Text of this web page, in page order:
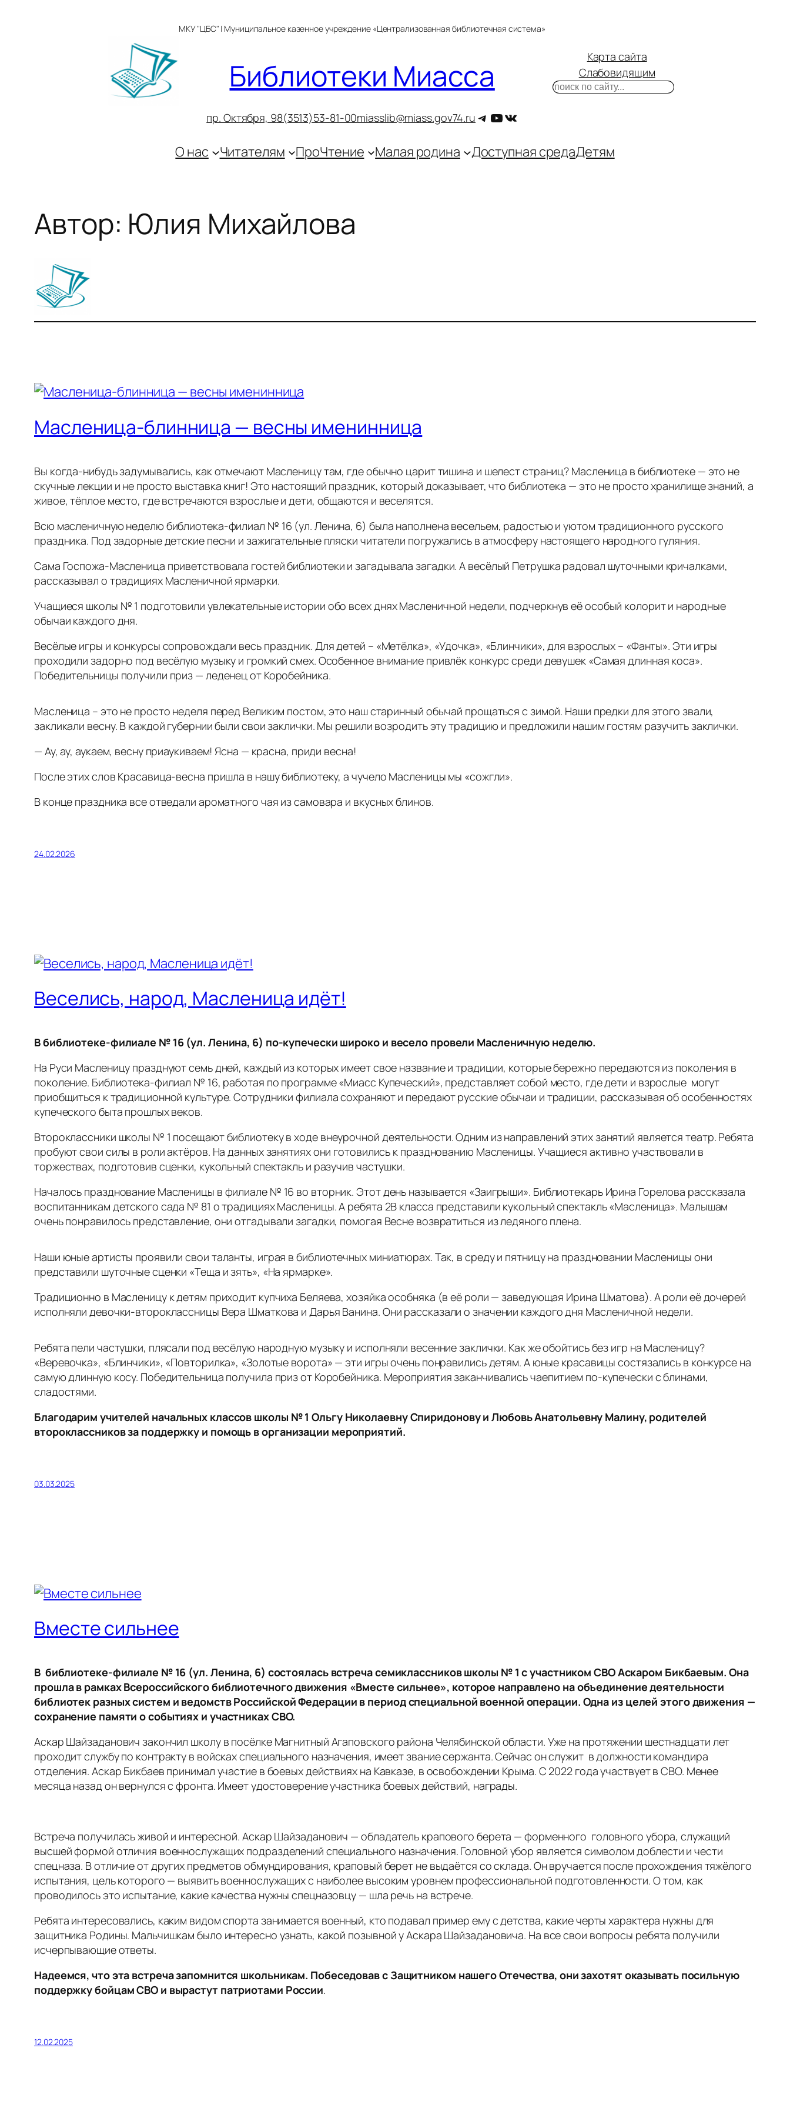
МКУ "ЦБС" | Муниципальное казенное учреждение «Централизованная библиотечная система»
Библиотеки Миасса
пр. Октября, 98(3513)53-81-00miasslib@miass.gov74.ru Telegram
YouTube
ВКонтакте
Карта сайта
Слабовидящим
Поиск
О нас Читателям ПроЧтение Малая родина Доступная средаДетям
Автор: Юлия Михайлова
Масленица-блинница — весны именинница
Вы когда-нибудь задумывались, как отмечают Масленицу там, где обычно царит тишина и шелест страниц? Масленица в библиотеке — это не
скучные лекции и не просто выставка книг! Это настоящий праздник, который доказывает, что библиотека — это не просто хранилище знаний, а
живое, тёплое место, где встречаются взрослые и дети, общаются и веселятся.
Всю масленичную неделю библиотека-филиал № 16 (ул. Ленина, 6) была наполнена весельем, радостью и уютом традиционного русского
праздника. Под задорные детские песни и зажигательные пляски читатели погружались в атмосферу настоящего народного гуляния.
Сама Госпожа-Масленица приветствовала гостей библиотеки и загадывала загадки. А весёлый Петрушка радовал шуточными кричалками,
рассказывал о традициях Масленичной ярмарки.
Учащиеся школы № 1 подготовили увлекательные истории обо всех днях Масленичной недели, подчеркнув её особый колорит и народные
обычаи каждого дня.
Весёлые игры и конкурсы сопровождали весь праздник. Для детей – «Метёлка», «Удочка», «Блинчики», для взрослых – «Фанты». Эти игры
проходили задорно под весёлую музыку и громкий смех. Особенное внимание привлёк конкурс среди девушек «Самая длинная коса».
Победительницы получили приз — леденец от Коробейника.
Масленица – это не просто неделя перед Великим постом, это наш старинный обычай прощаться с зимой. Наши предки для этого звали,
закликали весну. В каждой губернии были свои заклички. Мы решили возродить эту традицию и предложили нашим гостям разучить заклички.
— Ау, ау, аукаем, весну приаукиваем! Ясна — красна, приди весна!
После этих слов Красавица-весна пришла в нашу библиотеку, а чучело Масленицы мы «сожгли».
В конце праздника все отведали ароматного чая из самовара и вкусных блинов.
24.02.2026
Веселись, народ, Масленица идёт!
В библиотеке-филиале № 16 (ул. Ленина, 6) по-купечески широко и весело провели Масленичную неделю.
На Руси Масленицу празднуют семь дней, каждый из которых имеет свое название и традиции, которые бережно передаются из поколения в
поколение. Библиотека-филиал № 16, работая по программе «Миасс Купеческий», представляет собой место, где дети и взрослые могут
приобщиться к традиционной культуре. Сотрудники филиала сохраняют и передают русские обычаи и традиции, рассказывая об особенностях
купеческого быта прошлых веков.
Второклассники школы № 1 посещают библиотеку в ходе внеурочной деятельности. Одним из направлений этих занятий является театр. Ребята
пробуют свои силы в роли актёров. На данных занятиях они готовились к празднованию Масленицы. Учащиеся активно участвовали в
торжествах, подготовив сценки, кукольный спектакль и разучив частушки.
Началось празднование Масленицы в филиале № 16 во вторник. Этот день называется «Заигрыши». Библиотекарь Ирина Горелова рассказала
воспитанникам детского сада № 81 о традициях Масленицы. А ребята 2В класса представили кукольный спектакль «Масленица». Малышам
очень понравилось представление, они отгадывали загадки, помогая Весне возвратиться из ледяного плена.
Наши юные артисты проявили свои таланты, играя в библиотечных миниатюрах. Так, в среду и пятницу на праздновании Масленицы они
представили шуточные сценки «Теща и зять», «На ярмарке».
Традиционно в Масленицу к детям приходит купчиха Беляева, хозяйка особняка (в её роли — заведующая Ирина Шматова). А роли её дочерей
исполняли девочки-второклассницы Вера Шматкова и Дарья Ванина. Они рассказали о значении каждого дня Масленичной недели.
Ребята пели частушки, плясали под весёлую народную музыку и исполняли весенние заклички. Как же обойтись без игр на Масленицу?
«Веревочка», «Блинчики», «Повторилка», «Золотые ворота» — эти игры очень понравились детям. А юные красавицы состязались в конкурсе на
самую длинную косу. Победительница получила приз от Коробейника. Мероприятия заканчивались чаепитием по-купечески с блинами,
сладостями.
Благодарим учителей начальных классов школы № 1 Ольгу Николаевну Спиридонову и Любовь Анатольевну Малину, родителей
второклассников за поддержку и помощь в организации мероприятий.
03.03.2025
Вместе сильнее
В библиотеке-филиале № 16 (ул. Ленина, 6) состоялась встреча семиклассников школы № 1 с участником СВО Аскаром Бикбаевым. Она
прошла в рамках Всероссийского библиотечного движения «Вместе сильнее», которое направлено на объединение деятельности
библиотек разных систем и ведомств Российской Федерации в период специальной военной операции. Одна из целей этого движения —
сохранение памяти о событиях и участниках СВО.
Аскар Шайзаданович закончил школу в посёлке Магнитный Агаповского района Челябинской области. Уже на протяжении шестнадцати лет
проходит службу по контракту в войсках специального назначения, имеет звание сержанта. Сейчас он служит в должности командира
отделения. Аскар Бикбаев принимал участие в боевых действиях на Кавказе, в освобождении Крыма. С 2022 года участвует в СВО. Менее
месяца назад он вернулся с фронта. Имеет удостоверение участника боевых действий, награды.
Встреча получилась живой и интересной. Аскар Шайзаданович — обладатель крапового берета — форменного головного убора, служащий
высшей формой отличия военнослужащих подразделений специального назначения. Головной убор является символом доблести и чести
спецназа. В отличие от других предметов обмундирования, краповый берет не выдаётся со склада. Он вручается после прохождения тяжёлого
испытания, цель которого — выявить военнослужащих с наиболее высоким уровнем профессиональной подготовленности. О том, как
проводилось это испытание, какие качества нужны спецназовцу — шла речь на встрече.
Ребята интересовались, каким видом спорта занимается военный, кто подавал пример ему с детства, какие черты характера нужны для
защитника Родины. Мальчишкам было интересно узнать, какой позывной у Аскара Шайзадановича. На все свои вопросы ребята получили
исчерпывающие ответы.
Надеемся, что эта встреча запомнится школьникам. Побеседовав с Защитником нашего Отечества, они захотят оказывать посильную
поддержку бойцам СВО и вырастут патриотами России.
12.02.2025